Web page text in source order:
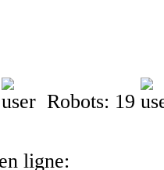
Robots: 19
ligne: